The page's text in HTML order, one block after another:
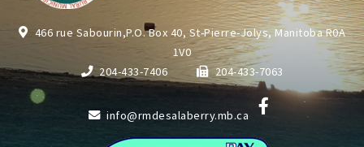
466 rue Sabourin,P.O. Box 40, St-Pierre-Jolys, Manitoba R0A
1V0
204-433-7406
204-433-7063
info@rmdesalaberry.mb.ca